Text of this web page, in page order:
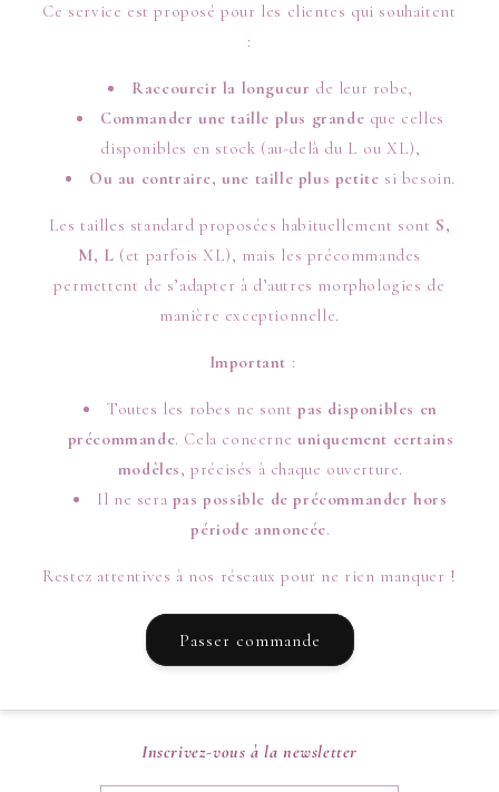
Ce service est proposé pour les clientes qui souhaitent
:
Raccourcir la longueur de leur robe,
Commander une taille plus grande que celles
disponibles en stock (au-delà du L ou XL),
Ou au contraire, une taille plus petite si besoin.
Les tailles standard proposées habituellement sont S,
M, L (et parfois XL), mais les précommandes
permettent de s’adapter à d’autres morphologies de
manière exceptionnelle.
Important :
Toutes les robes ne sontpas disponibles en
précommande. Cela concerne uniquement certains
modèles, précisés à chaque ouverture.
Il ne sera pas possible de précommander hors
période annoncée.
Restez attentives à nos réseaux pour ne rien manquer !
Passer commande
Inscrivez-vous à la newsletter